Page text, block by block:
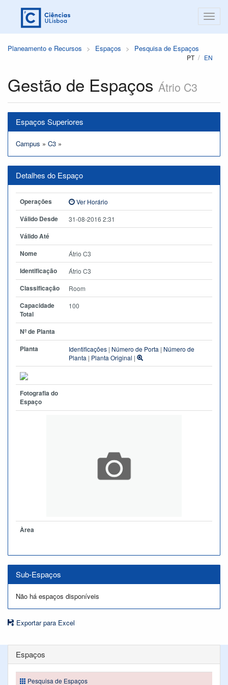
Planeamento e Recursos Espaços Pesquisa de Espaços
PT EN
Gestão de Espaços Átrio C3
Espaços Superiores
Campus » C3 »
Detalhes do Espaço
Operações Ver Horário
Válido Desde 31-08-2016 2:31
Válido Até
Nome
Átrio C3
Identificação Átrio C3
Classificação Room
Capacidade
Total
100
Nº de Planta
Planta
Identificações | Número de Porta | Número de
Planta | Planta Original |
Fotografia do
Espaço
Àrea
Sub-Espaços
Não há espaços disponíveis
Exportar para Excel
Espaços
Pesquisa de Espaços